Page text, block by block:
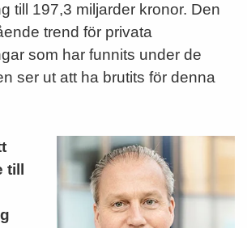
till 197,3 miljarder kronor. Den
trend för privata
som har funnits under de
ser ut att ha brutits för denna